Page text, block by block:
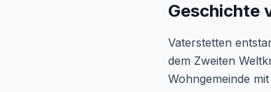
Geschichte
Vaterstetten
dem Zweiten
Wohngemeinde